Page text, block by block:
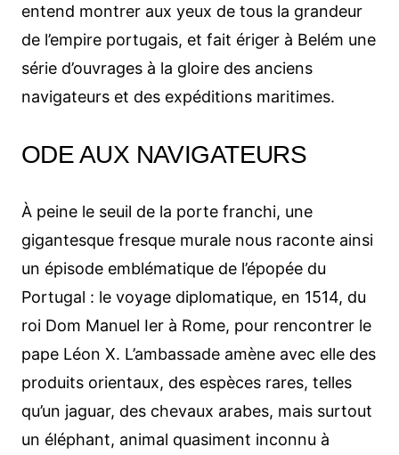
entend montrer aux yeux de tous la grandeur
de l’empire portugais, et fait ériger à Belém une
série d’ouvrages à la gloire des anciens
navigateurs et des expéditions maritimes.
ODE AUX NAVIGATEURS
À peine le seuil de la porte franchi, une
gigantesque fresque murale nous raconte ainsi
un épisode emblématique de l’épopée du
Portugal : le voyage diplomatique, en 1514, du
roi Dom Manuel Ier à Rome, pour rencontrer le
pape Léon X. L’ambassade amène avec elle des
produits orientaux, des espèces rares, telles
qu’un jaguar, des chevaux arabes, mais surtout
un éléphant, animal quasiment inconnu à